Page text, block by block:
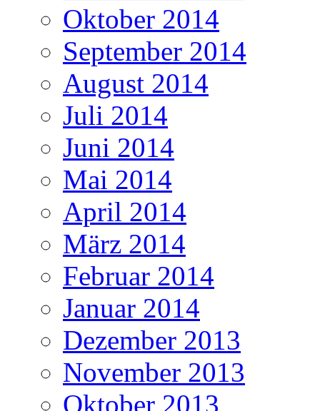
Oktober 2014
September 2014
August 2014
Juli 2014
Juni 2014
Mai 2014
April 2014
März 2014
Februar 2014
Januar 2014
Dezember 2013
November 2013
Oktober 2013